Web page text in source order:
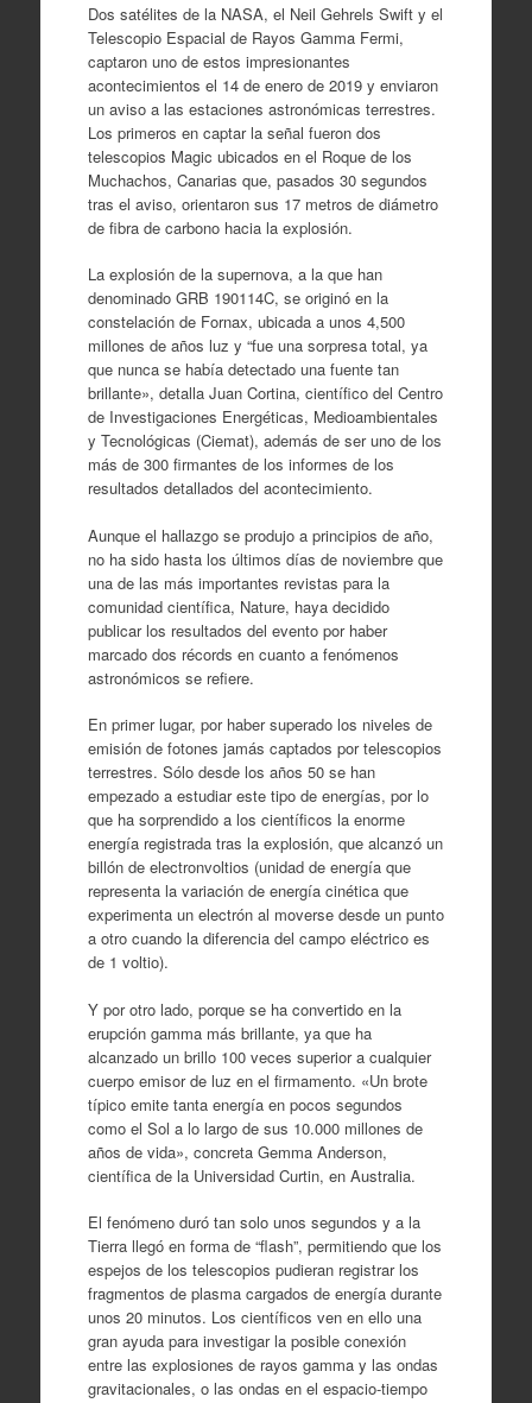
Dos satélites de la NASA, el Neil Gehrels Swift y el
Telescopio Espacial de Rayos Gamma Fermi,
captaron uno de estos impresionantes
acontecimientos el 14 de enero de 2019 y enviaron
un aviso a las estaciones astronómicas terrestres.
Los primeros en captar la señal fueron dos
telescopios Magic ubicados en el Roque de los
Muchachos, Canarias que, pasados 30 segundos
tras el aviso, orientaron sus 17 metros de diámetro
de fibra de carbono hacia la explosión.
La explosión de la supernova, a la que han
denominado GRB 190114C, se originó en la
constelación de Fornax, ubicada a unos 4,500
millones de años luz y “fue una sorpresa total, ya
que nunca se había detectado una fuente tan
brillante», detalla Juan Cortina, científico del Centro
de Investigaciones Energéticas, Medioambientales
y Tecnológicas (Ciemat), además de ser uno de los
más de 300 firmantes de los informes de los
resultados detallados del acontecimiento.
Aunque el hallazgo se produjo a principios de año,
no ha sido hasta los últimos días de noviembre que
una de las más importantes revistas para la
comunidad científica, Nature, haya decidido
publicar los resultados del evento por haber
marcado dos récords en cuanto a fenómenos
astronómicos se refiere.
En primer lugar, por haber superado los niveles de
emisión de fotones jamás captados por telescopios
terrestres. Sólo desde los años 50 se han
empezado a estudiar este tipo de energías, por lo
que ha sorprendido a los científicos la enorme
energía registrada tras la explosión, que alcanzó un
billón de electronvoltios (unidad de energía que
representa la variación de energía cinética que
experimenta un electrón al moverse desde un punto
a otro cuando la diferencia del campo eléctrico es
de 1 voltio).
Y por otro lado, porque se ha convertido en la
erupción gamma más brillante, ya que ha
alcanzado un brillo 100 veces superior a cualquier
cuerpo emisor de luz en el firmamento. «Un brote
típico emite tanta energía en pocos segundos
como el Sol a lo largo de sus 10.000 millones de
años de vida», concreta Gemma Anderson,
científica de la Universidad Curtin, en Australia.
El fenómeno duró tan solo unos segundos y a la
Tierra llegó en forma de “flash”, permitiendo que los
espejos de los telescopios pudieran registrar los
fragmentos de plasma cargados de energía durante
unos 20 minutos. Los científicos ven en ello una
gran ayuda para investigar la posible conexión
entre las explosiones de rayos gamma y las ondas
gravitacionales, o las ondas en el espacio-tiempo